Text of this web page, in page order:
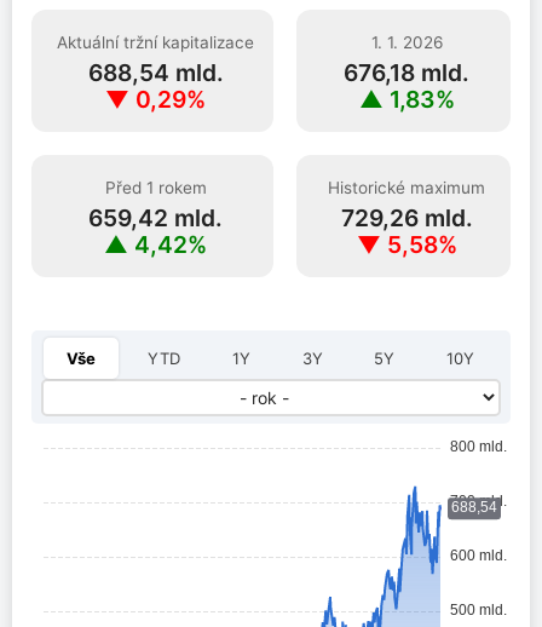
Aktuální tržní kapitalizace
688,54 mld.
▼ 0,29%
1. 1. 2026
676,18 mld.
▲ 1,83%
Před 1 rokem
659,42 mld.
▲ 4,42%
Historické maximum
729,26 mld.
▼ 5,58%
Vše YTD 1Y 3Y 5Y 10Y
Vyberte rok: